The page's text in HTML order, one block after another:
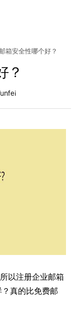
箱安全性哪个好？
？
以注册企业邮箱
真的比免费邮